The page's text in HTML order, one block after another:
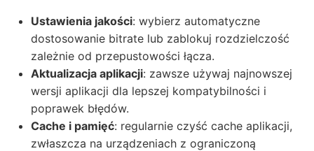
Ustawienia jakości: wybierz automatyczne
dostosowanie bitrate lub zablokuj rozdzielczość
zależnie od przepustowości łącza.
Aktualizacja aplikacji: zawsze używaj najnowszej
wersji aplikacji dla lepszej kompatybilności i
poprawek błędów.
Cache i pamięć: regularnie czyść cache aplikacji,
zwłaszcza na urządzeniach z ograniczoną